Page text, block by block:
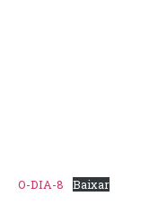
O-DIA-8 Baixar